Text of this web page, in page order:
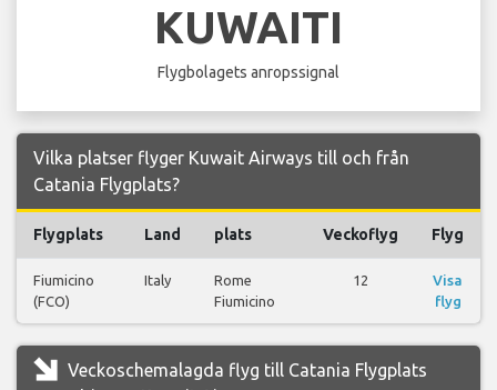
KUWAITI
Flygbolagets anropssignal
Vilka platser flyger Kuwait Airways till och från
Catania Flygplats?
Flygplats Land plats Veckoflyg Flyg
Fiumicino
(FCO)
Italy
Rome
Fiumicino
12
Visa
flyg
Veckoschemalagda flyg till Catania Flygplats